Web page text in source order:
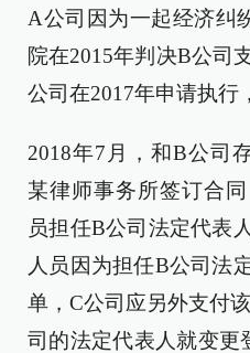
A公司因为一起经济纠
院在2015年判决B公司
公司在2017年申请执行
2018年7月，和B公司
某律师事务所签订合
员担任B公司法定代表
人员因为担任B公司法
单，C公司应另外支付
司的法定代表人就变更